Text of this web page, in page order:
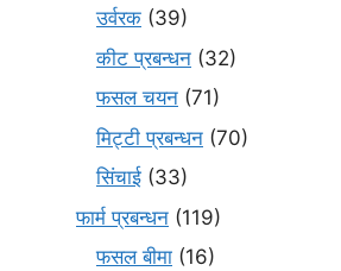
उर्वरक (39)
कीट प्रबन्धन (32)
फसल चयन (71)
मि‌ट्टी प्रबन्धन (70)
सिंचाई (33)
फार्म प्रबन्धन (119)
फसल बीमा (16)